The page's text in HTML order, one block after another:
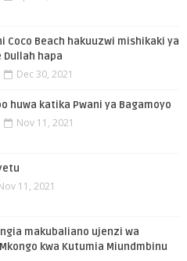
Coco Beach hakuuzwi mishikaki ya
Dullah hapa
Dec 30, 2021
huwa katika Pwani ya Bagamoyo
Nov 11, 2021
11, 2021
makubaliano ujenzi wa
kwa Kutumia Miundmbinu